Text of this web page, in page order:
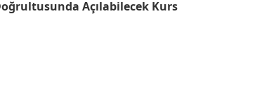
Açılabilecek Kurs